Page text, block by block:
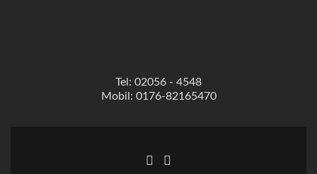
Tel: 02056 - 4548
Mobil: 0176-82165470